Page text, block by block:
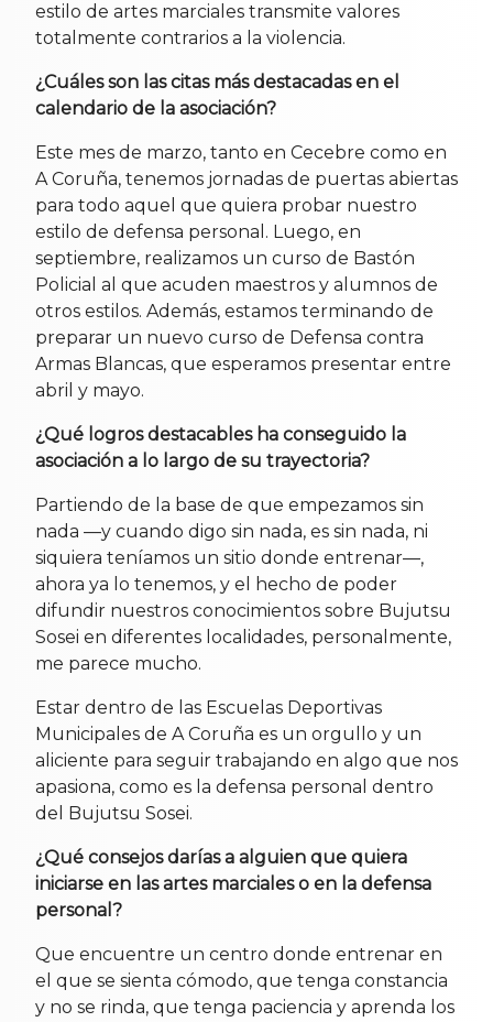
estilo de artes marciales transmite valores
totalmente contrarios a la violencia.
¿Cuáles son las citas más destacadas en el
calendario de la asociación?
Este mes de marzo, tanto en Cecebre como en
A Coruña, tenemos jornadas de puertas abiertas
para todo aquel que quiera probar nuestro
estilo de defensa personal. Luego, en
septiembre, realizamos un curso de Bastón
Policial al que acuden maestros y alumnos de
otros estilos. Además, estamos terminando de
preparar un nuevo curso de Defensa contra
Armas Blancas, que esperamos presentar entre
abril y mayo.
¿Qué logros destacables ha conseguido la
asociación a lo largo de su trayectoria?
Partiendo de la base de que empezamos sin
nada —y cuando digo sin nada, es sin nada, ni
siquiera teníamos un sitio donde entrenar—,
ahora ya lo tenemos, y el hecho de poder
difundir nuestros conocimientos sobre Bujutsu
Sosei en diferentes localidades, personalmente,
me parece mucho.
Estar dentro de las Escuelas Deportivas
Municipales de A Coruña es un orgullo y un
aliciente para seguir trabajando en algo que nos
apasiona, como es la defensa personal dentro
del Bujutsu Sosei.
¿Qué consejos darías a alguien que quiera
iniciarse en las artes marciales o en la defensa
personal?
Que encuentre un centro donde entrenar en
el que se sienta cómodo, que tenga constancia
y no se rinda, que tenga paciencia y aprenda los